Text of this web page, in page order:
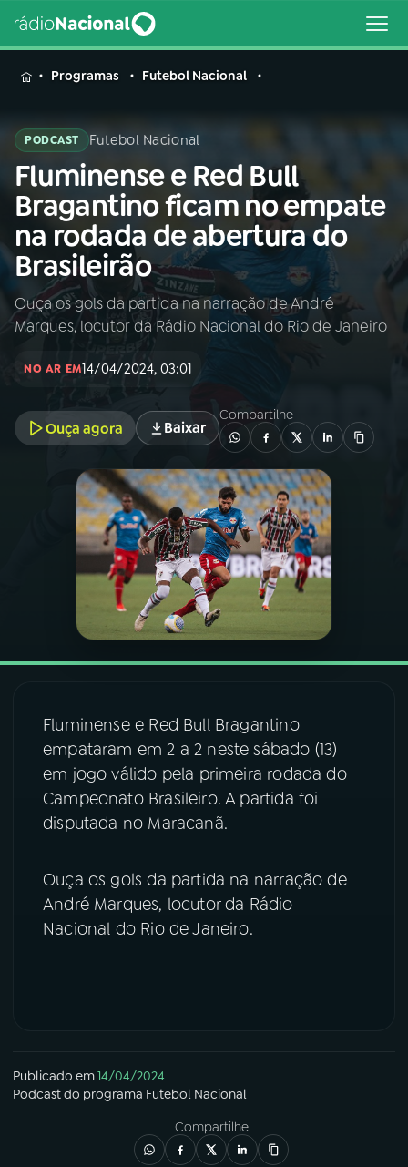
MENU
Buscar
na
Rádio
Nacional
Buscar
AO VIVO
01INÍCIO
PROGRAMAS
PODCASTS
VIDEOCASTS
08FESTIVAL DE MÚSICA
ACOMPANHE A RÁDIO NACIONAL
Instagram
Programas Futebol Nacional
PODCAST Futebol Nacional
Fluminense e Red Bull
Bragantino ficam no empate
na rodada de abertura do
Brasileirão
Ouça os gols da partida na narração de André
Marques, locutor da Rádio Nacional do Rio de Janeiro
NO AR EM14/04/2024, 03:01
Ouça agora Baixar
Compartilhe
Fluminense e Red Bull Bragantino
empataram em 2 a 2 neste sábado (13)
em jogo válido pela primeira rodada do
Campeonato Brasileiro. A partida foi
disputada no Maracanã.
Ouça os gols da partida na narração de
André Marques, locutor da Rádio
Nacional do Rio de Janeiro.
Publicado em14/04/2024
Podcastdo programa Futebol Nacional
Compartilhe